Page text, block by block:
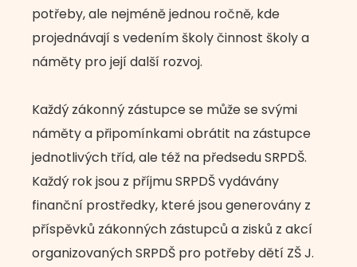
potřeby, ale nejméně jednou ročně, kde
projednávají s vedením školy činnost školy a
náměty pro její další rozvoj.
Každý zákonný zástupce se může se svými
náměty a připomínkami obrátit na zástupce
jednotlivých tříd, ale též na předsedu SRPDŠ.
Každý rok jsou z příjmu SRPDŠ vydávány
finanční prostředky, které jsou generovány z
příspěvků zákonných zástupců a zisků z akcí
organizovaných SRPDŠ pro potřeby dětí ZŠ J.